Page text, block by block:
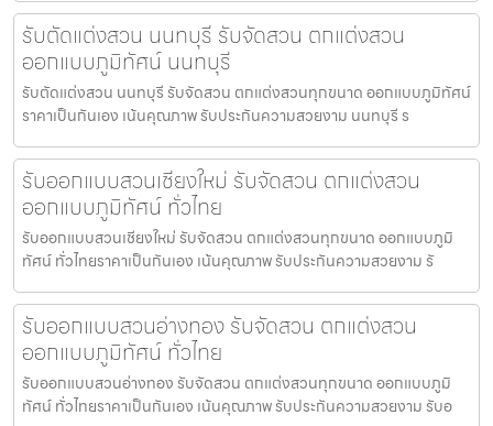
รับตัดแต่งสวน นนทบุรี รับจัดสวน ตกแต่งสวน
ออกแบบภูมิทัศน์ นนทบุรี
รับตัดแต่งสวน นนทบุรี รับจัดสวน ตกแต่งสวนทุกขนาด ออกแบบภูมิทัศน์
ราคาเป็นกันเอง เน้นคุณภาพ รับประกันความสวยงาม นนทบุรี ร
รับออกแบบสวนเชียงใหม่ รับจัดสวน ตกแต่งสวน
ออกแบบภูมิทัศน์ ทั่วไทย
รับออกแบบสวนเชียงใหม่ รับจัดสวน ตกแต่งสวนทุกขนาด ออกแบบภูมิ
ทัศน์ ทั่วไทยราคาเป็นกันเอง เน้นคุณภาพ รับประกันความสวยงาม รั
รับออกแบบสวนอ่างทอง รับจัดสวน ตกแต่งสวน
ออกแบบภูมิทัศน์ ทั่วไทย
รับออกแบบสวนอ่างทอง รับจัดสวน ตกแต่งสวนทุกขนาด ออกแบบภูมิ
ทัศน์ ทั่วไทยราคาเป็นกันเอง เน้นคุณภาพ รับประกันความสวยงาม รับอ